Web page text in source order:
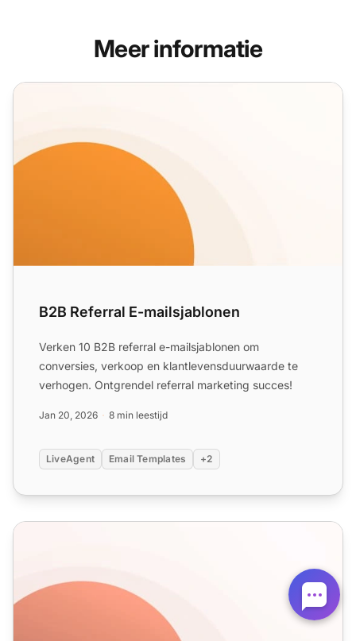
Meer informatie
B2B Referral E-mailsjablonen
B2B Referral E-mailsjablonen
Verken 10 B2B referral e-mailsjablonen om
conversies, verkoop en klantlevensduurwaarde te
verhogen. Ontgrendel referral marketing succes!
Jan 20, 2026 8 min leestijd
LiveAgent Email Templates +2
Verkoopemailsjablonen